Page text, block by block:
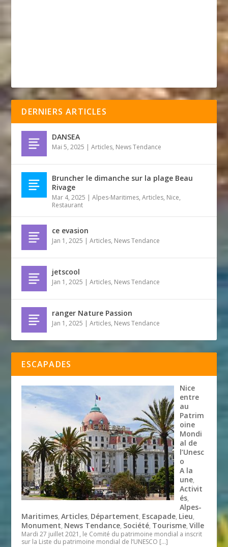
DERNIERS ARTICLES
DANSEA
Mai 5, 2025 |Articles, News Tendance
Bruncher le dimanche sur la plage Beau
Rivage
Mar 4, 2025 |Alpes-Maritimes,Articles, Nice,
Restaurant
ce evasion
Jan 1, 2025 |Articles, News Tendance
jetscool
Jan 1, 2025 |Articles, News Tendance
ranger Nature Passion
Jan 1, 2025 |Articles, News Tendance
ESCAPADES
Nice
entre
au
Patrim
oine
Mondi
al de
l’Unesc
o
A la
une,
Activit
és,
Alpes-
Maritimes,Articles, Département, Escapade, Lieu,
Monument, News Tendance, Société, Tourisme,Ville
Mardi 27 juillet 2021, le Comité du patrimoine mondial a inscrit
sur la Liste du patrimoine mondial de l’UNESCO […]